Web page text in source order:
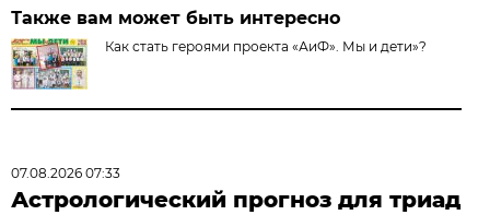
Также вам может быть интересно
Как стать героями проекта «АиФ». Мы и дети»?
07.08.2026 07:33
Астрологический прогноз для триад